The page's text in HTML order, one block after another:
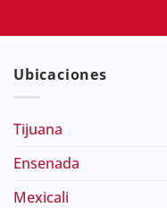
Ubicaciones
Tijuana
Ensenada
Mexicali